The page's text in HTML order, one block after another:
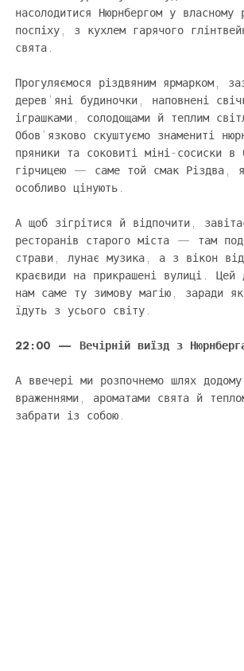
насолодитися Нюрнбергом у
поспіху, з кухлем гарячого
свята.
Прогуляємося різдвяним ярмарком,
дерев’яні будиночки, наповнені
іграшками, солодощами й теплим
Обов’язково скуштуємо знамениті
пряники та соковиті міні-сосиски в
гірчицею — саме той смак Різдва,
особливо цінують.
А щоб зігрітися й відпочити,
ресторанів старого міста — там
страви, лунає музика, а з вікон
краєвиди на прикрашені вулиці. Цей
нам саме ту зимову магію, заради
їдуть з усього світу.
22:00 — Вечірній виїзд з
А ввечері ми розпочнемо шлях
враженнями, ароматами свята й
забрати із собою.